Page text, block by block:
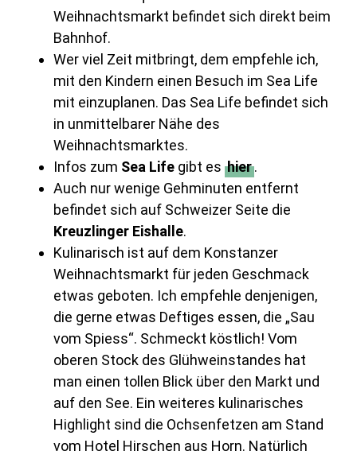
Weihnachtsmarkt befindet sich direkt beim
Bahnhof.
Wer viel Zeit mitbringt, dem empfehle ich,
mit den Kindern einen Besuch im Sea Life
mit einzuplanen. Das Sea Life befindet sich
in unmittelbarer Nähe des
Weihnachtsmarktes.
Infos zum Sea Lifegibt es hier.
Auch nur wenige Gehminuten entfernt
befindet sich auf Schweizer Seite die
Kreuzlinger Eishalle.
Kulinarisch ist auf dem Konstanzer
Weihnachtsmarkt für jeden Geschmack
etwas geboten. Ich empfehle denjenigen,
die gerne etwas Deftiges essen, die „Sau
vom Spiess“. Schmeckt köstlich! Vom
oberen Stock des Glühweinstandes hat
man einen tollen Blick über den Markt und
auf den See. Ein weiteres kulinarisches
Highlight sind die Ochsenfetzen am Stand
vom Hotel Hirschen aus Horn. Natürlich